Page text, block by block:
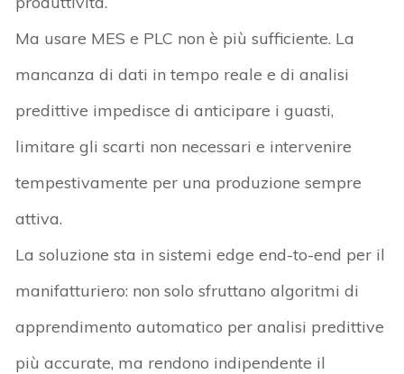
Ma usare MES e PLC non è più sufficiente. La
mancanza di dati in tempo reale e di analisi
predittive impedisce di anticipare i guasti,
limitare gli scarti non necessari e intervenire
tempestivamente per una produzione sempre
attiva.
La soluzione sta in sistemi edge end-to-end per il
manifatturiero: non solo sfruttano algoritmi di
apprendimento automatico per analisi predittive
più accurate, ma rendono indipendente il